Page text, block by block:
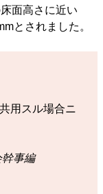
面高さに近い
とされました。
用スル場合ニ
幹事編